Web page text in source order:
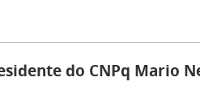
do CNPq Mario